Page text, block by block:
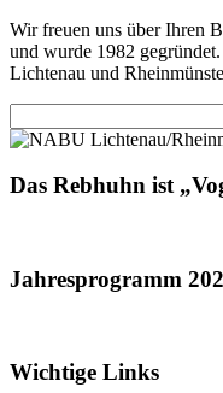
Wir freuen uns über Ihren
und wurde 1982
Lichtenau und
nach:
Das Rebhuhn ist
Jahresprogramm
Wichtige Links